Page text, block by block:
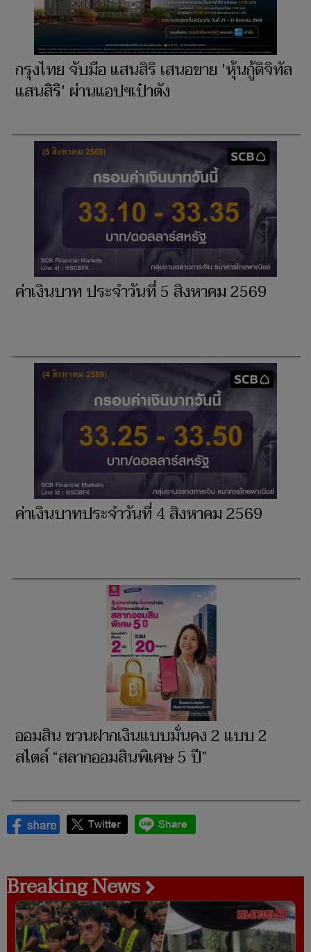
กรุงไทย จับมือ แสนสิริ เสนอขาย 'หุ้นกู้ดิจิทัล
แสนสิริ' ผ่านแอปฯเป๋าตัง
ค่าเงินบาท ประจำวันที่ 5 สิงหาคม 2569
ค่าเงินบาทประจำวันที่ 4 สิงหาคม 2569
ออมสิน ชวนฝากเงินแบบมั่นคง 2 แบบ 2
สไตล์ “สลากออมสินพิเศษ 5 ปี”
Breaking News